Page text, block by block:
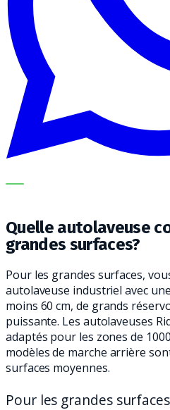
ÉTAPE ET LE TRADUISENT EN
Quelle autolaveuse
grandes surfaces?
Pour les grandes surfaces,
autolaveuse industriel avec
moins 60 cm, de grands
puissante. Les autolaveuses
adaptés pour les zones de
modèles de marche arrière
surfaces moyennes.
Pour les grandes